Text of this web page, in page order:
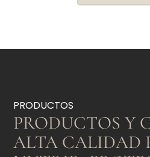
PRODUCTOS
PRODUCTOS Y
ALTA CALIDAD